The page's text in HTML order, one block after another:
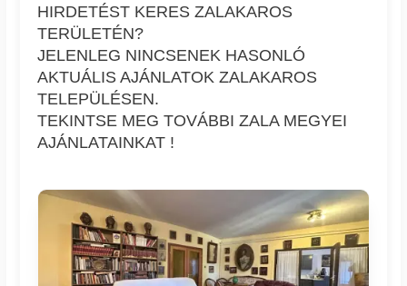
HIRDETÉST KERES ZALAKAROS
TERÜLETÉN?
JELENLEG NINCSENEK HASONLÓ
AKTUÁLIS AJÁNLATOK ZALAKAROS
TELEPÜLÉSEN.
TEKINTSE MEG TOVÁBBI ZALA MEGYEI
AJÁNLATAINKAT !